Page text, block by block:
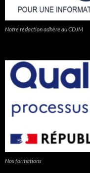
Notre rédaction adhère au CDJM
Nos formations